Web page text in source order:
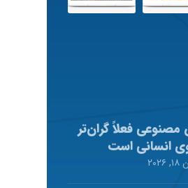
فعلاً گران‌تر
انسانی است